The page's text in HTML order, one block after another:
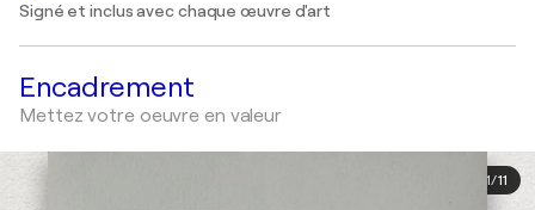
Signé et inclus avec chaque œuvre d'art
Encadrement
Mettez votre oeuvre en valeur
1/11